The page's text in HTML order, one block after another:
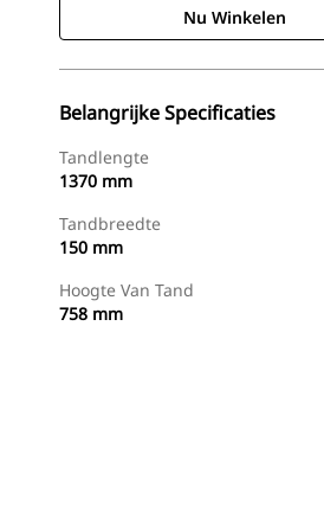
Nu Winkelen
Belangrijke Specificaties
Tandlengte
1370 mm
Tandbreedte
150 mm
Hoogte Van Tand
758 mm